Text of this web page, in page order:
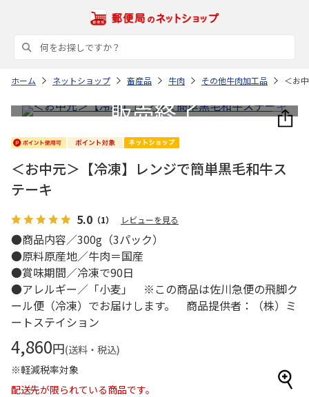
ホーム ネットショップ 畜産品 牛肉 その他牛肉加工品 ＜お
＜お中元＞【冷凍】レンジで簡単黒毛和牛ス
テーキ
5.0 （1） レビューを見る
●商品内容／300g（3パック）
●原料原産地／牛肉＝国産
●賞味期間／冷凍で90日
●アレルギー／「小麦」 ※この商品は佐川急便の飛脚ク
ール便（冷凍）でお届けします。 商品提供者：（株）ミ
ートステイション
4,860円(送料・税込)
※軽減税率対象
配送先が限られている商品です。